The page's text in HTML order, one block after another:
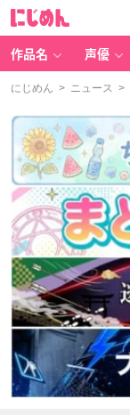
作品名 声優
にじめん > ニュース >